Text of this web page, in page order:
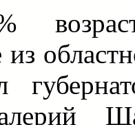
из